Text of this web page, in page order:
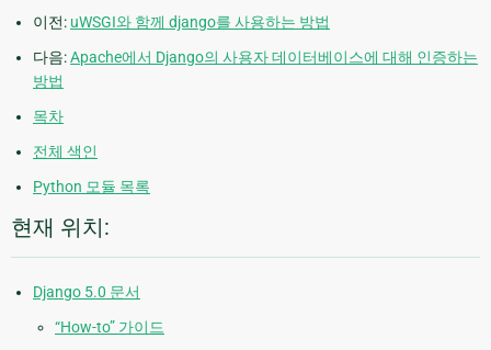
이전: uWSGI와 함께 django를 사용하는 방법
다음:Apache에서 Django의 사용자 데이터베이스에 대해 인증하는
방법
목차
전체 색인
Python 모듈 목록
현재 위치:
Django 5.0 문서
“How-to” 가이드